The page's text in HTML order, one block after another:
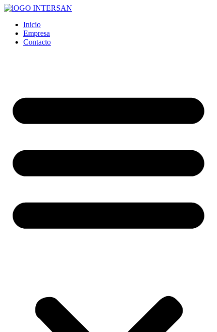
Ir
contenido
Inicio
Empresa
Contacto